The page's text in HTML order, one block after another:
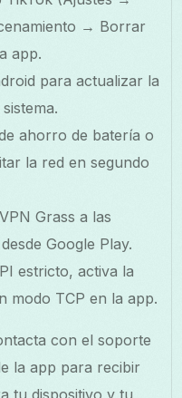
→ Borrar
app.
para actualizar la
ahorro de batería o
la red en segundo
Grass a las
Google Play.
estricto, activa la
modo TCP en la app.
con el soporte
la app para recibir
tu dispositivo y tu